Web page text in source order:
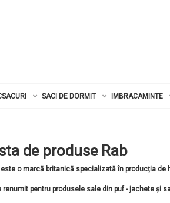
SACI DE DORMIT IMBRACAMINTE
de produse Rab
este o marcă britanică specializată în producția
renumit pentru produsele sale din puf - jachete și